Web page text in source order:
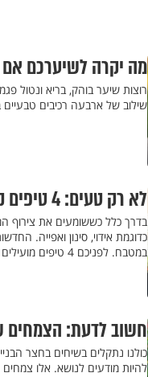
מה יקרה לשיערכם
רוצות שיער בוהק, בריא ונטול
שילוב של ארבעה רכיבים
לא רק טעים: 4 טיפים קלילים לבישול בריא
בדרך כלל כששומעים את צירוף
כדוגמת אידוי, סינון ואפייה.
במטבח. לפניכם 4 טיפים מועילים לבריאות
חשוב לדעת: הצמחים
כולנו נתקלים בשיחים בחצר
להיות מודעים לנושא. אלו